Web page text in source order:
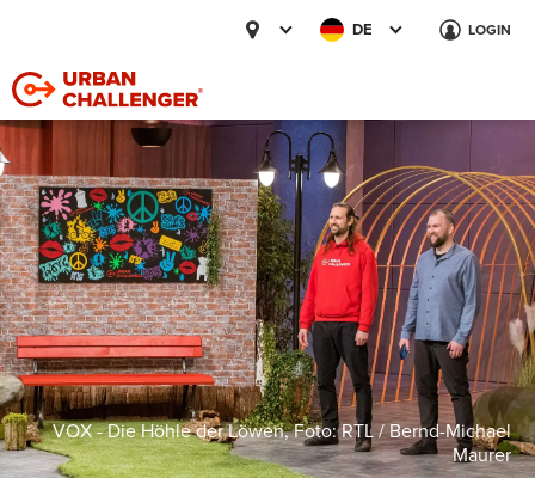
DE LOGIN
VOX - Die Höhle der Löwen, Foto: RTL / Bernd-Michael
Maurer